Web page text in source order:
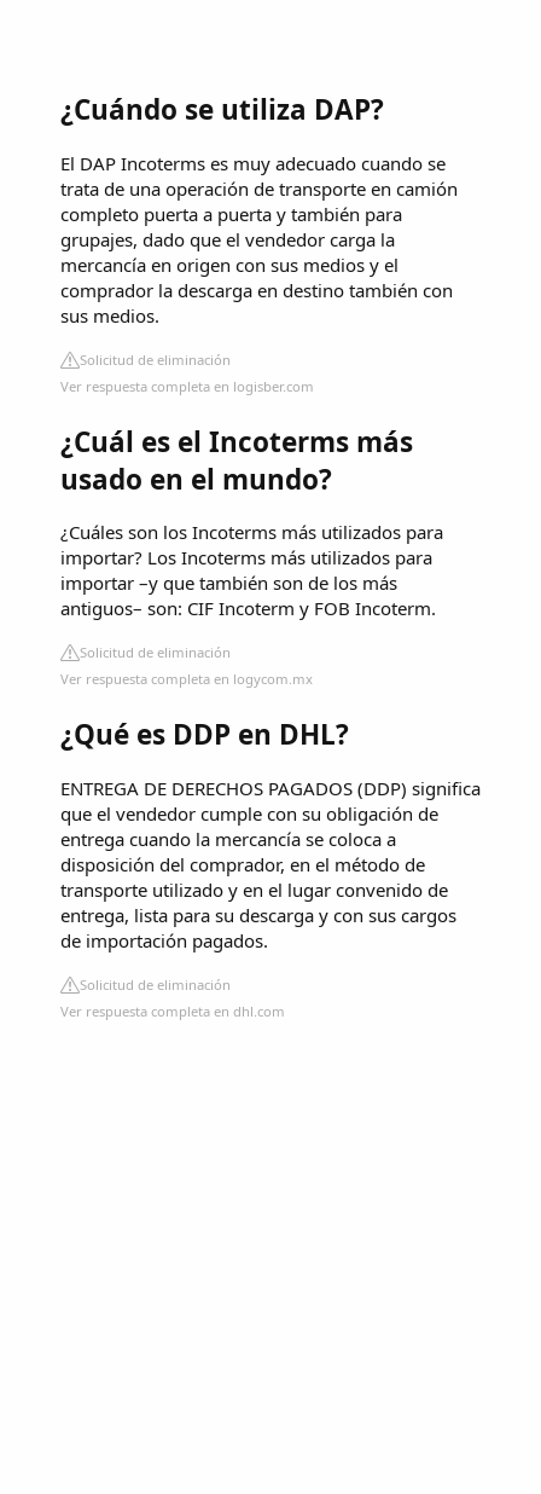
¿Cuándo se utiliza DAP?
El DAP Incoterms es muy adecuado cuando se
trata de una operación de transporte en camión
completo puerta a puerta y también para
grupajes, dado que el vendedor carga la
mercancía en origen con sus medios y el
comprador la descarga en destino también con
sus medios.
Solicitud de eliminación
Ver respuesta completa en logisber.com
¿Cuál es el Incoterms más
usado en el mundo?
¿Cuáles son los Incoterms más utilizados para
importar? Los Incoterms más utilizados para
importar –y que también son de los más
antiguos– son: CIF Incoterm y FOB Incoterm.
Solicitud de eliminación
Ver respuesta completa en logycom.mx
¿Qué es DDP en DHL?
ENTREGA DE DERECHOS PAGADOS (DDP) significa
que el vendedor cumple con su obligación de
entrega cuando la mercancía se coloca a
disposición del comprador, en el método de
transporte utilizado y en el lugar convenido de
entrega, lista para su descarga y con sus cargos
de importación pagados.
Solicitud de eliminación
Ver respuesta completa en dhl.com